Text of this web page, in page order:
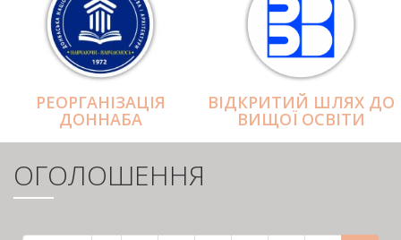
РЕОРГАНІЗАЦІЯ
ДОННАБА
ВІДКРИТИЙ ШЛЯХ ДО
ВИЩОЇ ОСВІТИ
ОГОЛОШЕННЯ